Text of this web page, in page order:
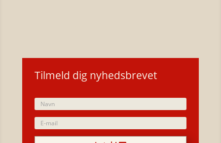
Tilmeld dig nyhedsbrevet